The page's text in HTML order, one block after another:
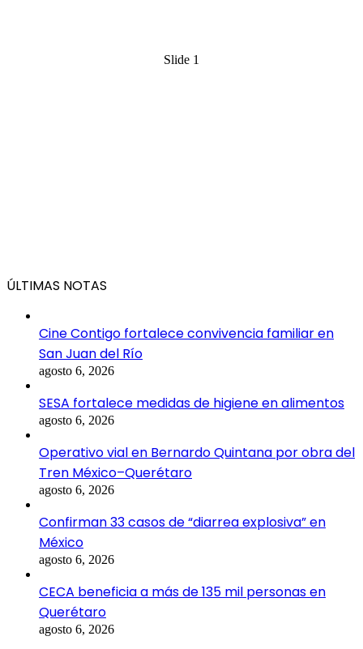
Slide 1
ÚLTIMAS NOTAS
Cine Contigo fortalece convivencia familiar en
San Juan del Río
agosto 6, 2026
SESA fortalece medidas de higiene en alimentos
agosto 6, 2026
Operativo vial en Bernardo Quintana por obra del
Tren México–Querétaro
agosto 6, 2026
Confirman 33 casos de “diarrea explosiva” en
México
agosto 6, 2026
CECA beneficia a más de 135 mil personas en
Querétaro
agosto 6, 2026